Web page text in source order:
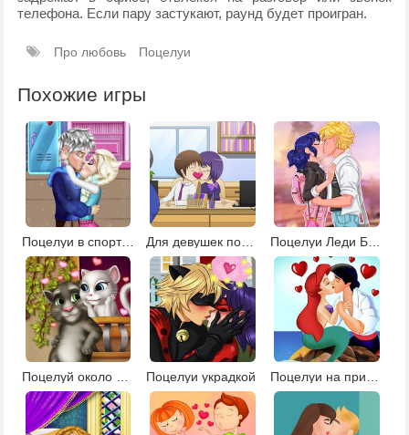
телефона. Если пару застукают, раунд будет проигран.
Про любовь Поцелуи
Похожие игры
Поцелуи в спортзале Для девушек поцелуи в библиотеке Поцелуи Леди Баг и Супер Кота
Поцелуи украдкой